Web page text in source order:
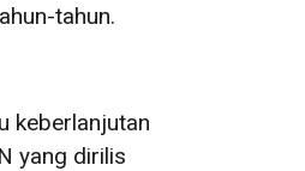
tahun.
keberlanjutan
yang dirilis